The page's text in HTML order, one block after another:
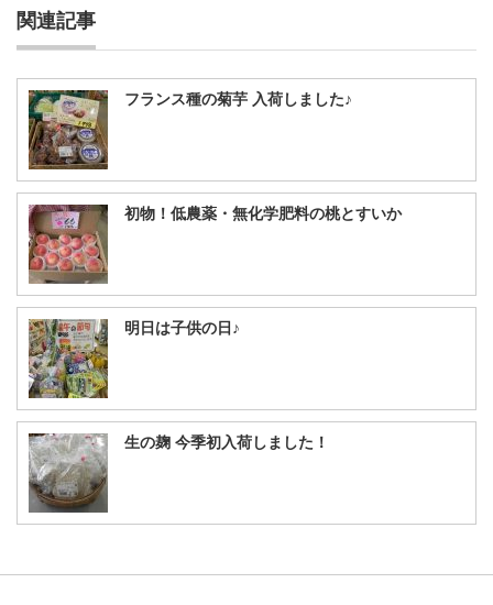
関連記事
フランス種の菊芋 入荷しました♪
初物！低農薬・無化学肥料の桃とすいか
明日は子供の日♪
生の麹 今季初入荷しました！